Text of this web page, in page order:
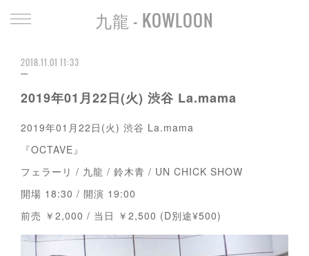
九龍 - KOWLOON
2018.11.01 11:33
2019年01月22日(火) 渋谷 La.mama
2019年01月22日(火) 渋谷 La.mama
『OCTAVE』
フェラーリ / 九龍 / 鈴木青 / UN CHICK SHOW
開場 18:30 / 開演 19:00
前売 ￥2,000 / 当日 ￥2,500 (D別途¥500)